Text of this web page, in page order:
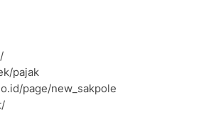
pajak
page/new_sakpole